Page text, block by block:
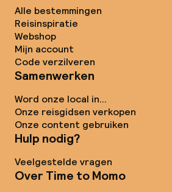
Alle bestemmingen
Reisinspiratie
Webshop
Mijn account
Code verzilveren
Samenwerken
Word onze local in...
Onze reisgidsen verkopen
Onze content gebruiken
Hulp nodig?
Veelgestelde vragen
Over Time to Momo